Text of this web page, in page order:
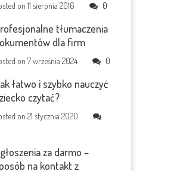
on11 sierpnia 2016 0
tłumaczenia
dla firm
on7 września 2024 0
łatwo i szybko nauczyć
czytać?
on21 stycznia 2020
za darmo –
na kontakt z